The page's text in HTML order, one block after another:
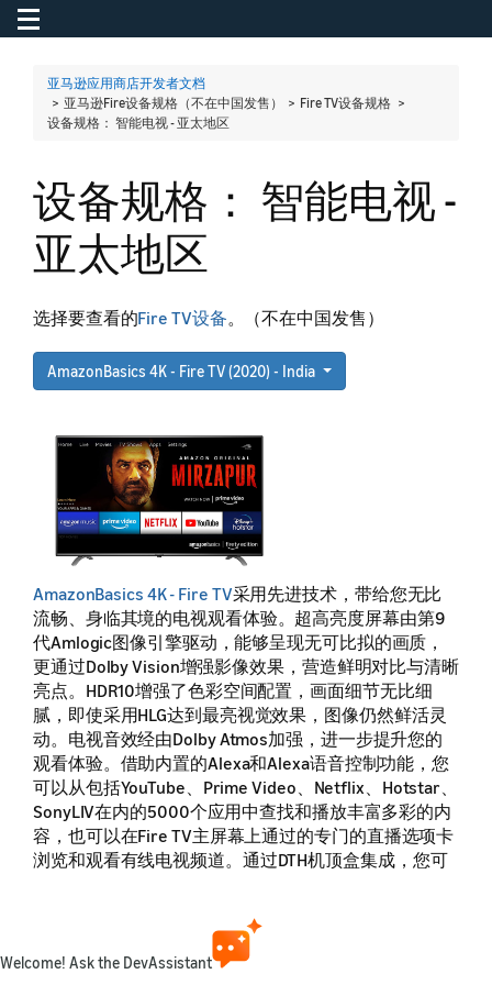
Toggle navigation
亚马逊应用商店开发者文档
> 亚马逊Fire设备规格（不在中国发售） > Fire TV设备规格 >
设备规格： 智能电视 - 亚太地区
设备规格： 智能电视 -
亚太地区
选择要查看的Fire TV设备。（不在中国发售）
AmazonBasics 4K - Fire TV (2020) - India
AmazonBasics 4K - Fire TV采用先进技术，带给您无比
流畅、身临其境的电视观看体验。超高亮度屏幕由第9
代Amlogic图像引擎驱动，能够呈现无可比拟的画质，
更通过Dolby Vision增强影像效果，营造鲜明对比与清晰
亮点。HDR10增强了色彩空间配置，画面细节无比细
腻，即使采用HLG达到最亮视觉效果，图像仍然鲜活灵
动。电视音效经由Dolby Atmos加强，进一步提升您的
观看体验。借助内置的Alexa和Alexa语音控制功能，您
可以从包括YouTube、Prime Video、Netflix、Hotstar、
SonyLIV在内的5000个应用中查找和播放丰富多彩的内
容，也可以在Fire TV主屏幕上通过的专门的直播选项卡
浏览和观看有线电视频道。通过DTH机顶盒集成，您可
电视，通过镜像方式在电视上显示图像、视频和音乐。
您还可以插入游戏主机，享受私人专属的大屏幕游戏体
Welcome! Ask the DevAssistant